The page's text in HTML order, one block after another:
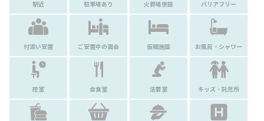
駅近 駐車場あり 火葬場併設 バリアフリー
付添い安置 ご安置中の面会 仮眠施設 お風呂・シャワー
控室 会食室 法要室 キッズ・託児所